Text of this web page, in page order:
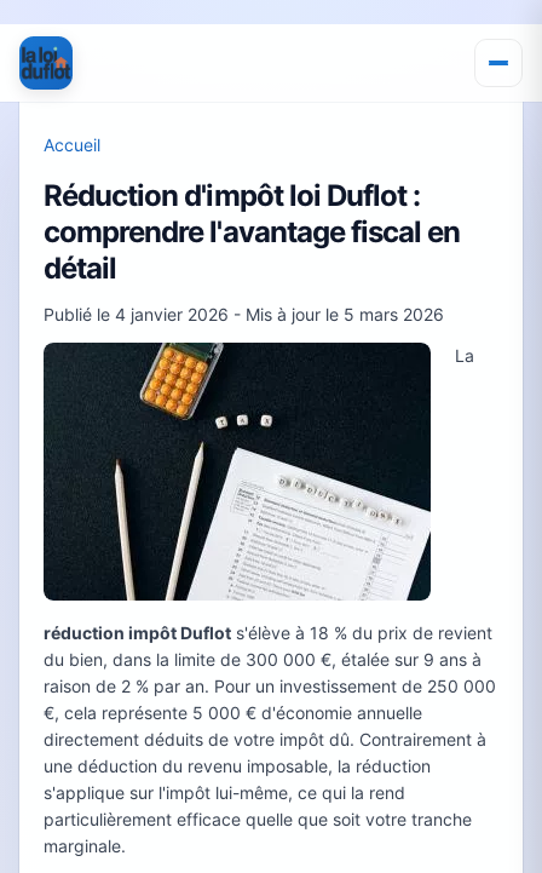
Accueil
Réduction d'impôt loi Duflot :
comprendre l'avantage fiscal en
détail
Publié le 4 janvier 2026 - Mis à jour le 5 mars 2026
La
réduction impôt Duflot s'élève à 18 % du prix de revient
du bien, dans la limite de 300 000 €, étalée sur 9 ans à
raison de 2 % par an. Pour un investissement de 250 000
€, cela représente 5 000 € d'économie annuelle
directement déduits de votre impôt dû. Contrairement à
une déduction du revenu imposable, la réduction
s'applique sur l'impôt lui-même, ce qui la rend
particulièrement efficace quelle que soit votre tranche
marginale.